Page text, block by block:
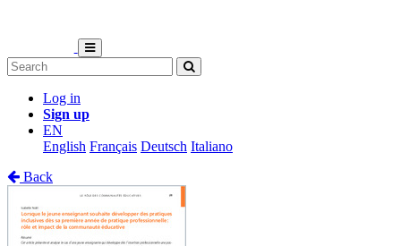
Log in
Sign up
EN
English Français Deutsch Italiano
Back